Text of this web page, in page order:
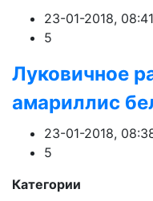
23-01-2018, 08:41
5
Луковичное
амариллис
23-01-2018,
5
Категории